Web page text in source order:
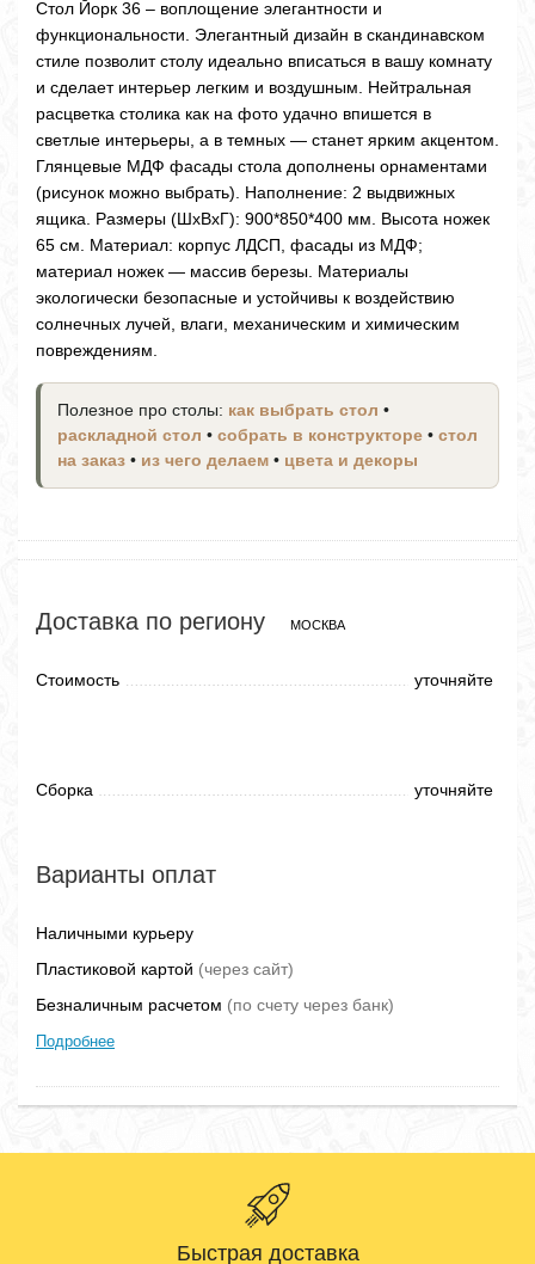
Стол Йорк 36 – воплощение элегантности и
функциональности. Элегантный дизайн в скандинавском
стиле позволит столу идеально вписаться в вашу комнату
и сделает интерьер легким и воздушным. Нейтральная
расцветка столика как на фото удачно впишется в
светлые интерьеры, а в темных — станет ярким акцентом.
Глянцевые МДФ фасады стола дополнены орнаментами
(рисунок можно выбрать). Наполнение: 2 выдвижных
ящика. Размеры (ШхВхГ): 900*850*400 мм. Высота ножек
65 см. Материал: корпус ЛДСП, фасады из МДФ;
материал ножек — массив березы. Материалы
экологически безопасные и устойчивы к воздействию
солнечных лучей, влаги, механическим и химическим
повреждениям.
Полезное про столы: как выбрать стол •
раскладной стол • собрать в конструкторе • стол
на заказ • из чего делаем • цвета и декоры
Доставка по региону МОСКВА
Стоимость уточняйте
Сборка уточняйте
Варианты оплат
Наличными курьеру
Пластиковой картой (через сайт)
Безналичным расчетом (по счету через банк)
Подробнее
Быстрая доставка